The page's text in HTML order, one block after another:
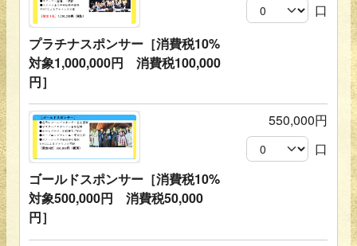
プラチナスポンサー［消費税10%
対象1,000,000円 消費税100,000
円］
口
ゴールドスポンサー［消費税10%
対象500,000円 消費税50,000
円］
550,000円
口